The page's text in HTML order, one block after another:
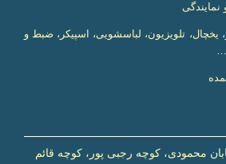
نمایندگی
یخچال، تلویزیون، لباسشویی، اسپیکر، ضبط و
…
محمودی، کوچه رجبی پور، کوچه قائم